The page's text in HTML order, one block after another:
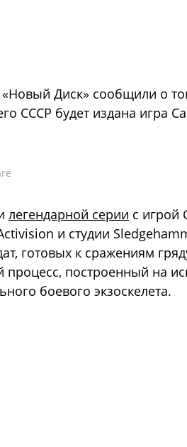
Диск» сообщили о
СССР будет издана игра
легендарной серии с игрой
и студии
готовых к сражениям
построенный на
боевого экзоскелета.